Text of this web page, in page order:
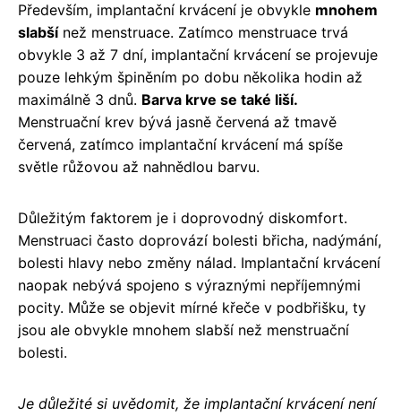
Především, implantační krvácení je obvykle mnohem
slabšínež menstruace. Zatímco menstruace trvá
obvykle 3 až 7 dní, implantační krvácení se projevuje
pouze lehkým špiněním po dobu několika hodin až
maximálně 3 dnů. Barva krve se také liší.
Menstruační krev bývá jasně červená až tmavě
červená, zatímco implantační krvácení má spíše
světle růžovou až nahnědlou barvu.
Důležitým faktorem je i doprovodný diskomfort.
Menstruaci často doprovází bolesti břicha, nadýmání,
bolesti hlavy nebo změny nálad. Implantační krvácení
naopak nebývá spojeno s výraznými nepříjemnými
pocity. Může se objevit mírné křeče v podbřišku, ty
jsou ale obvykle mnohem slabší než menstruační
bolesti.
Je důležité si uvědomit, že implantační krvácení není